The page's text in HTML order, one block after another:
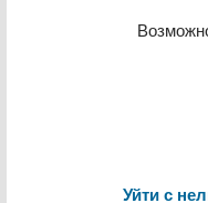
Уйти с